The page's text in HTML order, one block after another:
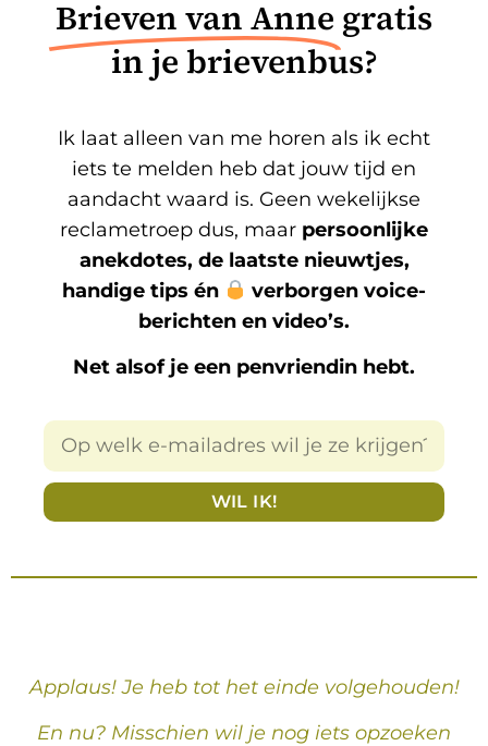
Brieven van Anne gratis
in je brievenbus?
Ik laat alleen van me horen als ik echt
iets te melden heb dat jouw tijd en
aandacht waard is. Geen wekelijkse
reclametroep dus, maar persoonlijke
anekdotes, de laatste nieuwtjes,
handige tips én
verborgen voice-
berichten en video’s.
Net alsof je een penvriendin hebt.
WIL IK!
Applaus! Je heb tot het einde volgehouden!
En nu? Misschien wil je nog iets opzoeken